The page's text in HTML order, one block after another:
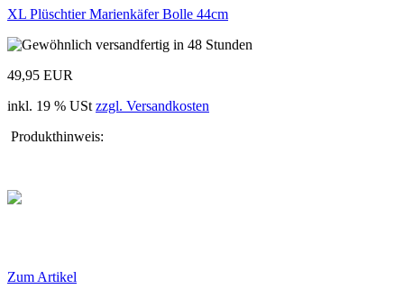
XL Plüschtier Marienkäfer Bolle 44cm
49,95 EUR
inkl. 19 % USt zzgl. Versandkosten
Produkthinweis:
Zum Artikel